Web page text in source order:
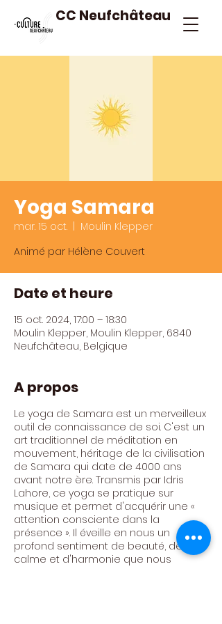
CC Neufchâteau
Yoga Samara
mar. 15 oct.
Moulin Klepper
Animé par Hélène Couvert
Date et heure
15 oct. 2024, 17:00 – 18:30
Moulin Klepper, Moulin Klepper, 6840
Neufchâteau, Belgique
A propos
Le yoga de Samara est un merveilleux
outil de connaissance de soi. C'est un
art traditionnel de méditation en
mouvement, héritage de la civilisation
de Samara qui date de 4000 ans
avant notre ère. Transmis par Idris
Lahore, ce yoga se pratique sur
musique et permet d'acquérir une «
attention consciente dans la
présence ». Il éveille en nous un
profond sentiment de beauté, de
calme et d'harmonie que nous